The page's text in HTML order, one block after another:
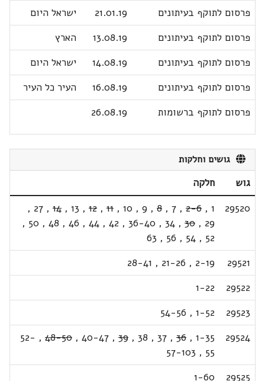
פרסום לתוקף בעיתונים
21.01.19
ישראל היום
פרסום לתוקף בעיתונים
13.08.19
הארץ
פרסום לתוקף בעיתונים
14.08.19
ישראל היום
פרסום לתוקף בעיתונים
16.08.19
העיר כל העיר
פרסום לתוקף ברשומות
26.08.19
גושים וחלקות
גוש
חלקה
29520
1
,
2-6
,
7
,
8
,
9
,
10
,
11
,
12
,
13
,
14
,
27
,
29
,
30
,
34
,
36-40
,
42
,
44
,
46
,
48
,
50
,
52
,
54
,
56
,
63
29521
2-19
,
21-26
,
28-41
29522
1-22
29523
1-52
,
54-56
29524
1-35
,
36
,
37
,
38
,
39
,
40-47
,
48-50
,
52-
55
,
57-103
29525
1-60